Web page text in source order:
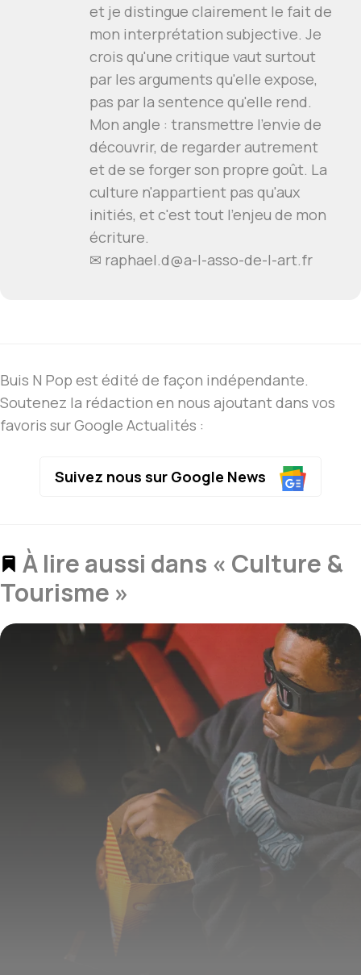
et je distingue clairement le fait de
mon interprétation subjective. Je
crois qu'une critique vaut surtout
par les arguments qu'elle expose,
pas par la sentence qu'elle rend.
Mon angle : transmettre l'envie de
découvrir, de regarder autrement
et de se forger son propre goût. La
culture n'appartient pas qu'aux
initiés, et c'est tout l'enjeu de mon
écriture.
✉ raphael.d@a-l-asso-de-l-art.fr
Buis N Pop est édité de façon indépendante.
Soutenez la rédaction en nous ajoutant dans vos
favoris sur Google Actualités :
Suivez nous sur Google News
À lire aussi dans « Culture &
Tourisme »